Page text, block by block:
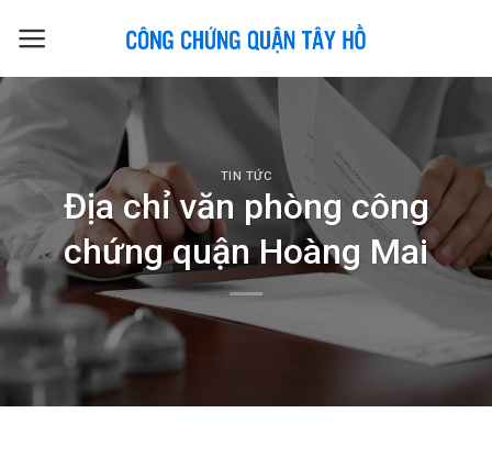
TIN TỨC
Địa chỉ văn phòng công
chứng quận Hoàng Mai